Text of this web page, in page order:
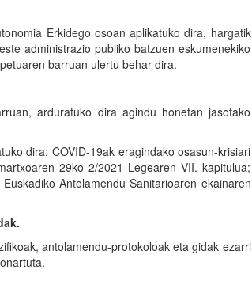
Erkidego osoan aplikatuko dira, hargatik
administrazio publiko batzuen eskumenekiko
barruan ulertu behar dira.
arduratuko dira agindu honetan jasotako
dira: COVID-19ak eragindako osasun-krisiari
29ko 2/2021 Legearen VII. kapitulua;
Antolamendu Sanitarioaren ekainaren
antolamendu-protokoloak eta gidak ezarri